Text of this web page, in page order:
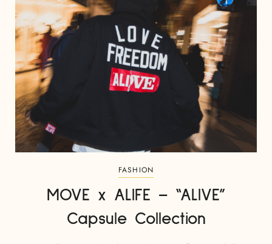
FASHION
MOVE x ALIFE – “ALIVE”
Capsule Collection